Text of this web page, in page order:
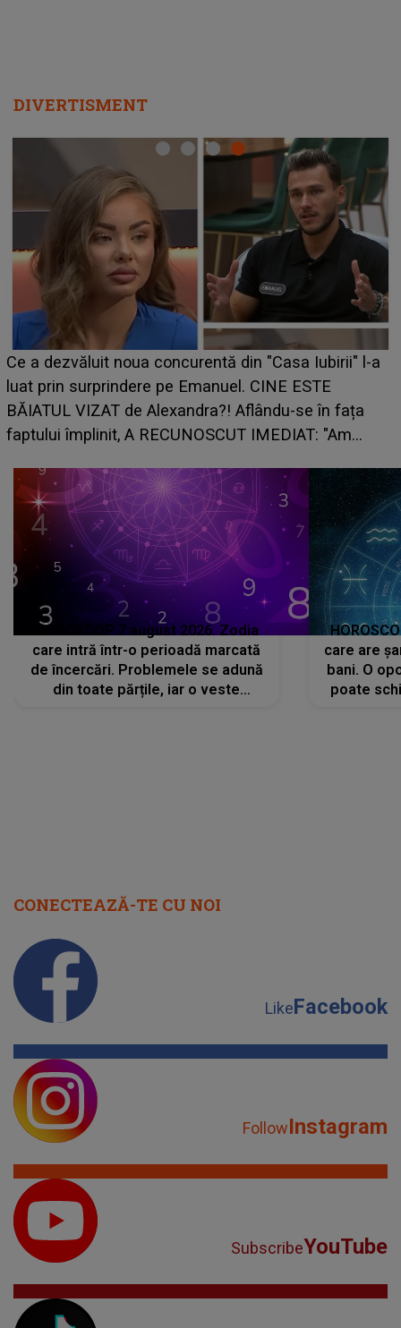
DIVERTISMENT
HOROSCOP de weekend, 8-9 august 2026. Zodia
care riscă să rămână fără bani. O decizie luată în
grabă îi aduce pierderi semnificative și îi dă toate
planurile peste cap
HOROSCOP 7 august 2026. Zodia
care intră într-o perioadă marcată
de încercări. Problemele se adună
din toate părțile, iar o veste
care are
bani. O
poate
CONECTEAZĂ-TE CU NOI
LikeFacebook
FollowInstagram
SubscribeYouTube